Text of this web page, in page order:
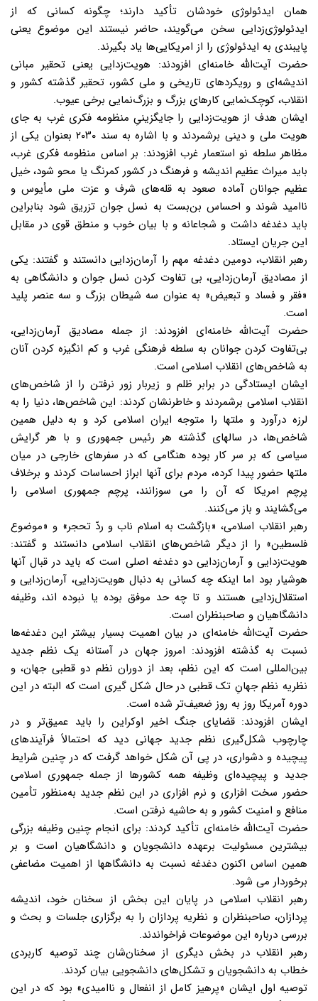
همان ایدئولوژی خودشان تأکید دارند؛ چگونه کسانی که از
ایدئولوژی‌زدایی سخن می‌گویند، حاضر نیستند این موضوع یعنی
پایبندی به ایدئولوژی را از امریکایی‌ها یاد بگیرند.
حضرت آیت‌الله خامنه‌ای افزودند: هویت‌زدایی یعنی تحقیر مبانی
اندیشه‌ای و رویکردهای تاریخی و ملی کشور، تحقیر گذشته کشور و
انقلاب، کوچک‌نمایی کارهای بزرگ و بزرگ‌نمایی برخی عیوب.
ایشان هدف از هویت‌زدایی را جایگزینیِ منظومه فکری غرب به جای
هویت ملی و دینی برشمردند و با اشاره به سند ۲۰۳۰ بعنوان یکی از
مظاهر سلطه نو استعمار غرب افزودند: بر اساس منظومه فکری غرب،
باید میراث عظیم اندیشه و فرهنگ در کشور کمرنگ یا محو شود، خیل
عظیم جوانان آماده صعود به قله‌های شرف و عزت ملی مأیوس و
ناامید شوند و احساس بن‌بست به نسل جوان تزریق شود بنابراین
باید دغدغه داشت و شجاعانه و با بیان خوب و منطق قوی در مقابل
این جریان ایستاد.
رهبر انقلاب، دومین دغدغه مهم را آرمان‌زدایی دانستند و گفتند: یکی
از مصادیق آرمان‌زدایی، بی تفاوت کردن نسل جوان و دانشگاهی به
«فقر و فساد و تبعیض» به عنوان سه شیطان بزرگ و سه عنصر پلید
است.
حضرت آیت‌الله خامنه‌ای افزودند: از جمله مصادیق آرمان‌زدایی،
بی‌تفاوت کردن جوانان به سلطه فرهنگی غرب و کم انگیزه کردن آنان
به شاخص‌های انقلاب اسلامی است.
ایشان ایستادگی در برابر ظلم و زیربار زور نرفتن را از شاخص‌های
انقلاب اسلامی برشمردند و خاطرنشان کردند: این شاخص‌ها، دنیا را به
لرزه درآورد و ملتها را متوجه ایران اسلامی کرد و به دلیل همین
شاخص‌ها، در سالهای گذشته هر رئیس جمهوری و با هر گرایش
سیاسی که بر سر کار بوده هنگامی که در سفرهای خارجی در میان
ملتها حضور پیدا کرده، مردم برای آنها ابراز احساسات کردند و برخلاف
پرچم امریکا که آن را می سوزانند، پرچم جمهوری اسلامی را
می‌گشایند و باز می‌کنند.
رهبر انقلاب اسلامی، «بازگشت به اسلام ناب و ردّ تحجر» و «موضوع
فلسطین» را از دیگر شاخص‌های انقلاب اسلامی دانستند و گفتند:
هویت‌زدایی و آرمان‌زدایی دو دغدغه اصلی است که باید در قبال آنها
هوشیار بود اما اینکه چه کسانی به دنبال هویت‌زدایی، آرمان‌زدایی و
استقلال‌زدایی هستند و تا چه حد موفق بوده یا نبوده اند، وظیفه
دانشگاهیان و صاحبنظران است.
حضرت آیت‌الله خامنه‌ای در بیان اهمیت بسیار بیشتر این دغدغه‌ها
نسبت به گذشته افزودند: امروز جهان در آستانه یک نظم جدید
بین‌المللی است که این نظم، بعد از دوران نظم دو قطبی جهان، و
نظریه نظم جهانِ تک قطبی در حال شکل گیری است که البته در این
دوره آمریکا روز به روز ضعیف‌تر شده است.
ایشان افزودند: قضایای جنگ اخیر اوکراین را باید عمیق‌تر و در
چارچوب شکل‌گیری نظم جدید جهانی دید که احتمالاً فرآیندهای
پیچیده و دشواری، در پی آن شکل خواهد گرفت که در چنین شرایط
جدید و پیچیده‌ای وظیفه همه کشورها از جمله جمهوری اسلامی
حضور سخت افزاری و نرم افزاری در این نظم جدید به‌منظور تأمین
منافع و امنیت کشور و به حاشیه نرفتن است.
حضرت آیت‌الله خامنه‌ای تأکید کردند: برای انجام چنین وظیفه بزرگی
بیشترین مسئولیت برعهده دانشجویان و دانشگاهیان است و بر
همین اساس اکنون دغدغه نسبت به دانشگاهها از اهمیت مضاعفی
برخوردار می شود.
رهبر انقلاب اسلامی در پایان این بخش از سخنان خود، اندیشه
پردازان، صاحبنظران و نظریه پردازان را به برگزاری جلسات و بحث و
بررسی درباره این موضوعات فراخواندند.
رهبر انقلاب در بخش دیگری از سخنان‌شان چند توصیه کاربردی
خطاب به دانشجویان و تشکل‌های دانشجویی بیان کردند.
توصیه اول ایشان «پرهیز کامل از انفعال و ناامیدی» بود که در این